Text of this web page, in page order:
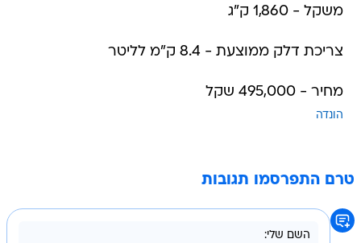
משקל - 1,860 ק"ג
צריכת דלק ממוצעת - 8.4 ק"מ לליטר
מחיר - 495,000 שקל
הונדה
טרם התפרסמו תגובות